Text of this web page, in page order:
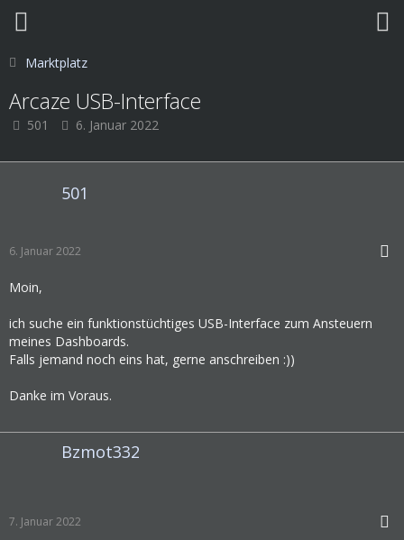
Marktplatz
Arcaze USB-Interface
501 6. Januar 2022
501
6. Januar 2022
Moin,
ich suche ein funktionstüchtiges USB-Interface zum Ansteuern
meines Dashboards.
Falls jemand noch eins hat, gerne anschreiben :))
Danke im Voraus.
Bzmot332
7. Januar 2022